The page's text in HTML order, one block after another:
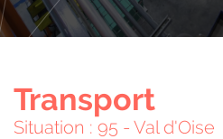
Transport
Situation : 95 - Val d'Oise